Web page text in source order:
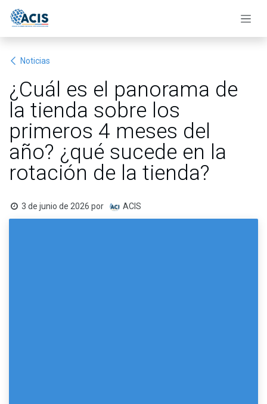
Noticias
¿Cuál es el panorama de
la tienda sobre los
primeros 4 meses del
año? ¿qué sucede en la
rotación de la tienda?
3 de junio de 2026 por ACIS